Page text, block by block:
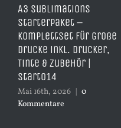
A3 Sublimations
Starterpaket –
Komplettset für große
Drucke inkl. Drucker,
Tinte & Zubehör |
Start014
Mai 16th, 2026 | 0
Kommentare